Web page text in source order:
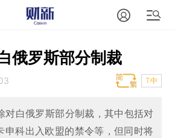
俄罗斯部分制裁
T中
对白俄罗斯部分制裁，其中包括对
申科出入欧盟的禁令等，但同时将